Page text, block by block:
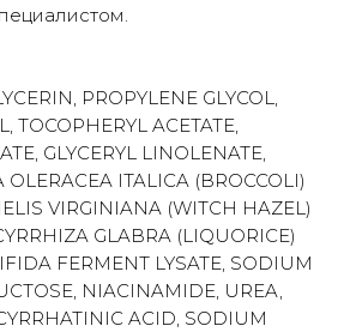
PROPYLENE GLYCOL,
TOCOPHERYL ACETATE,
GLYCERYL LINOLENATE,
ITALICA (BROCCOLI)
VIRGINIANA (WITCH HAZEL)
GLABRA (LIQUORICE)
FERMENT LYSATE, SODIUM
NIACINAMIDE, UREA,
ACID, SODIUM